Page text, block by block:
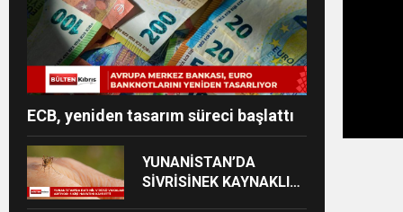
ECB, yeniden tasarım süreci başlattı
YUNANİSTAN’DA
SİVRİSİNEK KAYNAKLI